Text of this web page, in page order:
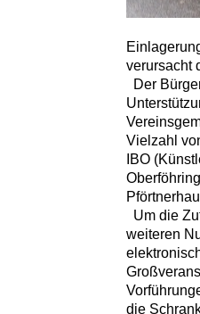
verursacht
Der
Vielzahl
IBO
Um die
weiteren
die